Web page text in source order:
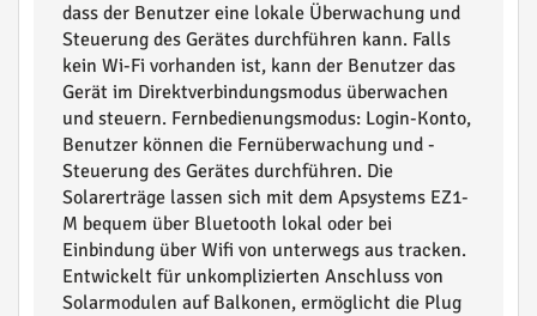
dass der Benutzer eine lokale Überwachung und
Steuerung des Gerätes durchführen kann. Falls
kein Wi-Fi vorhanden ist, kann der Benutzer das
Gerät im Direktverbindungsmodus überwachen
und steuern. Fernbedienungsmodus: Login-Konto,
Benutzer können die Fernüberwachung und -
Steuerung des Gerätes durchführen. Die
Solarerträge lassen sich mit dem Apsystems EZ1-
M bequem über Bluetooth lokal oder bei
Einbindung über Wifi von unterwegs aus tracken.
Entwickelt für unkomplizierten Anschluss von
Solarmodulen auf Balkonen, ermöglicht die Plug